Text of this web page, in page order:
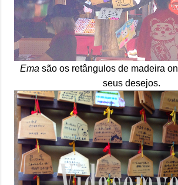
Emasão os retângulos de madeira
seus desejos.